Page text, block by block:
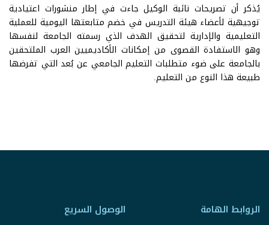
يُذكر أن تصريحات نائبة الوكيل جاءت في إطار منشورات اعتيادية
توجيهية لأعضاء هيئة التدريس في خضم متابعتها اليومية للعملية
التعليمية والإدارية لتحقيق الهدف الذي رسمته الجامعة لنفسها
وهو الاستفادة القصوى من إمكانات الأكاديميين العرب الملتحقين
بالجامعة على ضوء متطلبات التعليم الجامعي عن بُعد التي تفرضها
طبيعة هذا النوع من التعليم.
الروابط الهامة الوصول السريع